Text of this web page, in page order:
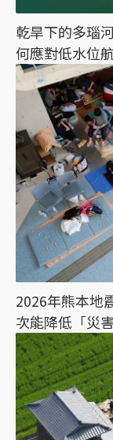
乾旱下的多瑙
何應對低水位
2026年熊本地
次能降低「災